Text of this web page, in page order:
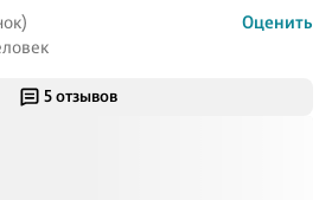
5 отзывов
Оценить